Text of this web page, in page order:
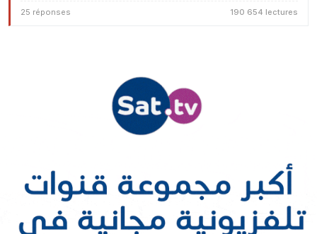
25 réponses 190 654 lectures